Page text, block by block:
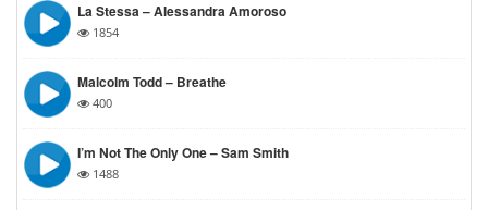
La Stessa – Alessandra Amoroso
1854
Malcolm Todd – Breathe
400
I’m Not The Only One – Sam Smith
1488